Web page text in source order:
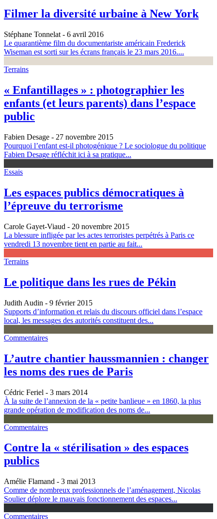
Filmer la diversité urbaine à New York
Stéphane Tonnelat - 6 avril 2016
Le quarantième film du documentariste américain Frederick
Wiseman est sorti sur les écrans français le 23 mars 2016....
Terrains
« Enfantillages » : photographier les
enfants (et leurs parents) dans l’espace
public
Fabien Desage - 27 novembre 2015
Pourquoi l’enfant est-il photogénique ? Le sociologue du politique
Fabien Desage réfléchit ici à sa pratique...
Essais
Les espaces publics démocratiques à
l’épreuve du terrorisme
Carole Gayet-Viaud - 20 novembre 2015
La blessure infligée par les actes terroristes perpétrés à Paris ce
vendredi 13 novembre tient en partie au fait...
Terrains
Le politique dans les rues de Pékin
Judith Audin - 9 février 2015
Supports d’information et relais du discours officiel dans l’espace
local, les messages des autorités constituent des...
Commentaires
L’autre chantier haussmannien : changer
les noms des rues de Paris
Cédric Feriel - 3 mars 2014
À la suite de l’annexion de la « petite banlieue » en 1860, la plus
grande opération de modification des noms de...
Commentaires
Contre la « stérilisation » des espaces
publics
Amélie Flamand - 3 mai 2013
Comme de nombreux professionnels de l’aménagement, Nicolas
Soulier déplore le mauvais fonctionnement des espaces...
Commentaires